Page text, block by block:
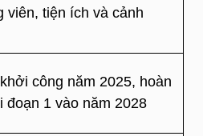
viên, tiện ích và cảnh
công năm 2025, hoàn
đoạn 1 vào năm 2028